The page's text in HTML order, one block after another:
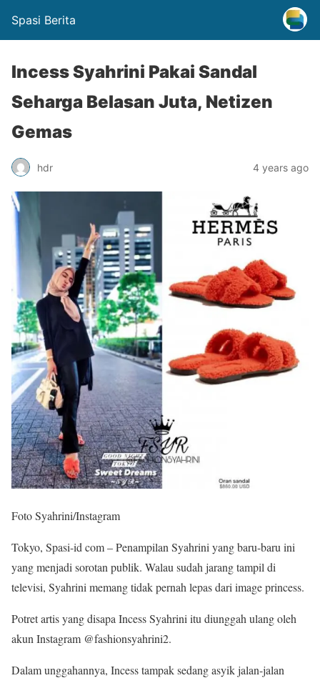
Spasi Berita
Incess Syahrini Pakai Sandal
Seharga Belasan Juta, Netizen
Gemas
hdr 4 years ago
Foto Syahrini/Instagram
Tokyo, Spasi-id com – Penampilan Syahrini yang baru-baru ini
yang menjadi sorotan publik. Walau sudah jarang tampil di
televisi, Syahrini memang tidak pernah lepas dari image princess.
Potret artis yang disapa Incess Syahrini itu diunggah ulang oleh
akun Instagram @fashionsyahrini2.
Dalam unggahannya, Incess tampak sedang asyik jalan-jalan